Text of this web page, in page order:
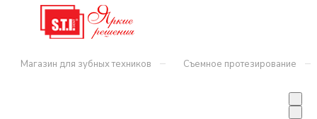
Магазин для зубных техников – Съемное протезирование –